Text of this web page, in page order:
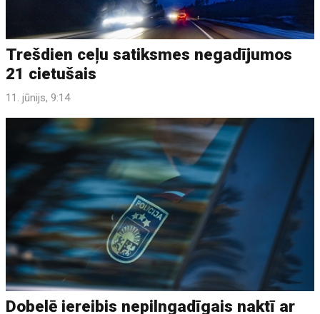
Trešdien ceļu satiksmes negadījumos
21 cietušais
11. jūnijs, 9:14
Dobelē iereibis nepilngadīgais naktī ar